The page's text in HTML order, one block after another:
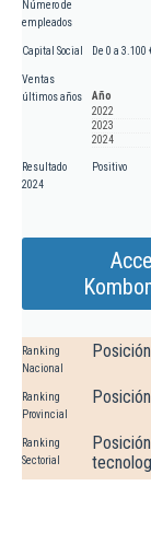
Número de
empleados
Capital Social De 0 a 3.100
Ventas
últimos años
Año
2022
2023
2024
Resultado
2024
Positivo
Ranking
Nacional
Ranking
Provincial
Ranking
Sectorial